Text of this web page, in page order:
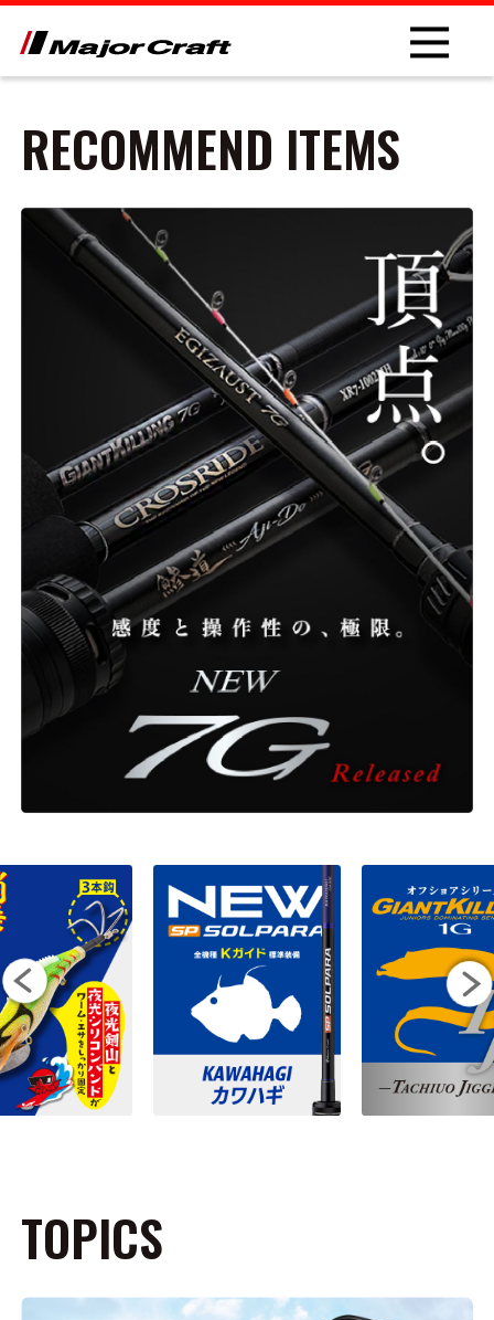
NEW
PRODUCT
OTHER
ONLINE SHOP
OVERSEAS
OFFICIAL FAN CLUB
CUSTOMER
CATALOGUE
RECOMMEND ITEMS
TOPICS